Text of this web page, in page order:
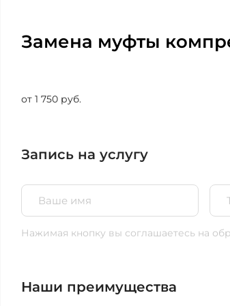
Замена муфты
от 1 750 руб.
Запись на услугу
Нажимая кнопку вы соглашаетесь на
Наши преимущества